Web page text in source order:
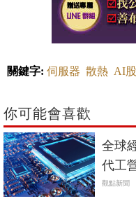
關鍵字: 伺服器 散熱 AI股
你可能會喜歡
全球
代工
觀點新聞